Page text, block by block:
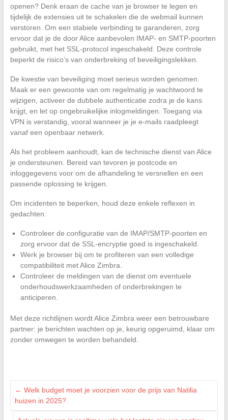
openen? Denk eraan de cache van je browser te legen en
tijdelijk de extensies uit te schakelen die de webmail kunnen
verstoren. Om een stabiele verbinding te garanderen, zorg
ervoor dat je de door Alice aanbevolen IMAP- en SMTP-poorten
gebruikt, met het SSL-protocol ingeschakeld. Deze controle
beperkt de risico’s van onderbreking of beveiligingslekken.
De kwestie van beveiliging moet serieus worden genomen.
Maak er een gewoonte van om regelmatig je wachtwoord te
wijzigen, activeer de dubbele authenticatie zodra je de kans
krijgt, en let op ongebruikelijke inlogmeldingen. Toegang via
VPN is verstandig, vooral wanneer je je e-mails raadpleegt
vanaf een openbaar netwerk.
Als het probleem aanhoudt, kan de technische dienst van Alice
je ondersteunen. Bereid van tevoren je postcode en
inloggegevens voor om de afhandeling te versnellen en een
passende oplossing te krijgen.
Om incidenten te beperken, houd deze enkele reflexen in
gedachten:
Controleer de configuratie van de IMAP/SMTP-poorten en
zorg ervoor dat de SSL-encryptie goed is ingeschakeld.
Werk je browser bij om te profiteren van een volledige
compatibiliteit met Alice Zimbra.
Controleer de meldingen van de dienst om eventuele
onderhoudswerkzaamheden of onderbrekingen te
anticiperen.
Met deze richtlijnen wordt Alice Zimbra weer een betrouwbare
partner: je berichten wachten op je, keurig opgeruimd, klaar om
zonder omwegen te worden behandeld.
← Welk budget moet je voorzien voor de prijs van Natilia
huizen in 2025?